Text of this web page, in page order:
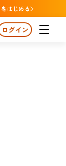
はじめる
が多い
が多い
い
ログイン